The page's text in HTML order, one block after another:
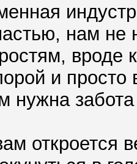
нам не
вроде
и
забота
откроется